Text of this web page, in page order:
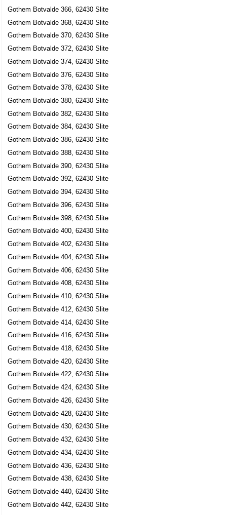
Gothem Botvalde 366, 62430 Slite
Gothem Botvalde 368, 62430 Slite
Gothem Botvalde 370, 62430 Slite
Gothem Botvalde 372, 62430 Slite
Gothem Botvalde 374, 62430 Slite
Gothem Botvalde 376, 62430 Slite
Gothem Botvalde 378, 62430 Slite
Gothem Botvalde 380, 62430 Slite
Gothem Botvalde 382, 62430 Slite
Gothem Botvalde 384, 62430 Slite
Gothem Botvalde 386, 62430 Slite
Gothem Botvalde 388, 62430 Slite
Gothem Botvalde 390, 62430 Slite
Gothem Botvalde 392, 62430 Slite
Gothem Botvalde 394, 62430 Slite
Gothem Botvalde 396, 62430 Slite
Gothem Botvalde 398, 62430 Slite
Gothem Botvalde 400, 62430 Slite
Gothem Botvalde 402, 62430 Slite
Gothem Botvalde 404, 62430 Slite
Gothem Botvalde 406, 62430 Slite
Gothem Botvalde 408, 62430 Slite
Gothem Botvalde 410, 62430 Slite
Gothem Botvalde 412, 62430 Slite
Gothem Botvalde 414, 62430 Slite
Gothem Botvalde 416, 62430 Slite
Gothem Botvalde 418, 62430 Slite
Gothem Botvalde 420, 62430 Slite
Gothem Botvalde 422, 62430 Slite
Gothem Botvalde 424, 62430 Slite
Gothem Botvalde 426, 62430 Slite
Gothem Botvalde 428, 62430 Slite
Gothem Botvalde 430, 62430 Slite
Gothem Botvalde 432, 62430 Slite
Gothem Botvalde 434, 62430 Slite
Gothem Botvalde 436, 62430 Slite
Gothem Botvalde 438, 62430 Slite
Gothem Botvalde 440, 62430 Slite
Gothem Botvalde 442, 62430 Slite